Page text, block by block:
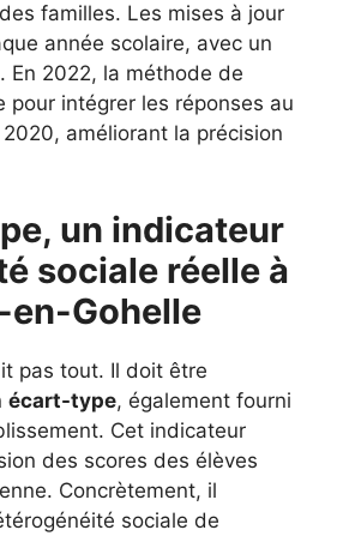
familles. Les mises à jour
année scolaire, avec un
En 2022, la méthode de
pour intégrer les réponses au
améliorant la précision
un indicateur
sociale réelle à
Gohelle
pas tout. Il doit être
écart-type, également fourni
Cet indicateur
des scores des élèves
Concrètement, il
sociale de